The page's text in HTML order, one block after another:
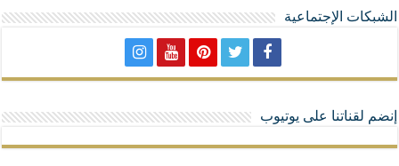
الشبكات الإجتماعية
إنضم لقناتنا على يوتيوب